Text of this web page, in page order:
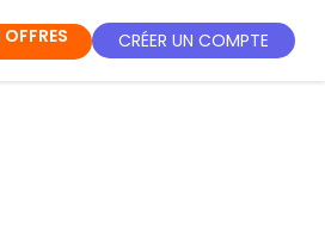
CRÉER UN COMPTE